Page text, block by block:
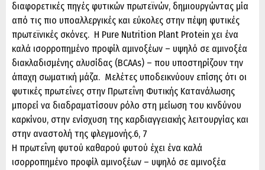
διαφορετικές πηγές φυτικών πρωτεϊνών, δημιουργώντας μία
από τις πιο υποαλλεργικές και εύκολες στην πέψη φυτικές
πρωτεϊνικές σκόνες. Η Pure Nutrition Plant Protein χει ένα
καλά ισορροπημένο προφίλ αμινοξέων – υψηλό σε αμινοξέα
διακλαδισμένης αλυσίδας (BCAAs) – που υποστηρίζουν την
άπαχη σωματική μάζα. Μελέτες υποδεικνύουν επίσης ότι οι
φυτικές πρωτεΐνες στην Πρωτεΐνη Φυτικής Κατανάλωσης
μπορεί να διαδραματίσουν ρόλο στη μείωση του κινδύνου
καρκίνου, στην ενίσχυση της καρδιαγγειακής λειτουργίας και
στην αναστολή της φλεγμονής.6, 7
Η πρωτεΐνη φυτού καθαρού φυτού έχει ένα καλά
ισορροπημένο προφίλ αμινοξέων – υψηλό σε αμινοξέα